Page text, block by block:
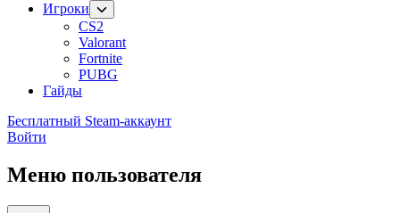
Игроки
CS2
Valorant
Fortnite
PUBG
Гайды
Бесплатный Steam-аккаунт
Войти
Меню пользователя